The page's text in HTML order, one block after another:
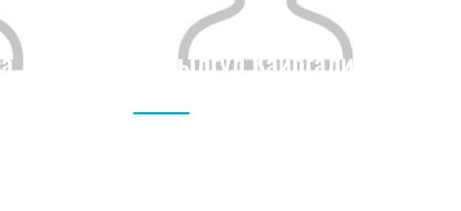
Ассылгул Каиргалиева